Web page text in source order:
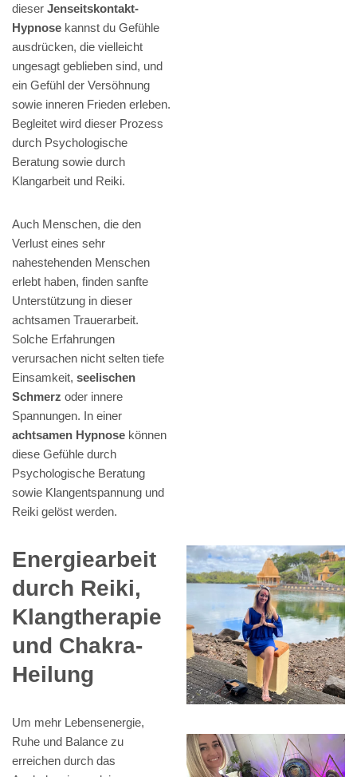
dieser Jenseitskontakt-
Hypnose kannst du Gefühle
ausdrücken, die vielleicht
ungesagt geblieben sind, und
ein Gefühl der Versöhnung
sowie inneren Frieden erleben.
Begleitet wird dieser Prozess
durch Psychologische
Beratung sowie durch
Klangarbeit und Reiki.
Auch Menschen, die den
Verlust eines sehr
nahestehenden Menschen
erlebt haben, finden sanfte
Unterstützung in dieser
achtsamen Trauerarbeit.
Solche Erfahrungen
verursachen nicht selten tiefe
Einsamkeit, seelischen
Schmerz oder innere
Spannungen. In einer
achtsamen Hypnose können
diese Gefühle durch
Psychologische Beratung
sowie Klangentspannung und
Reiki gelöst werden.
Energiearbeit
durch Reiki,
Klangtherapie
und Chakra-
Heilung
Um mehr Lebensenergie,
Ruhe und Balance zu
erreichen durch das